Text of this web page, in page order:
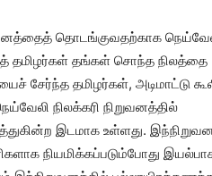
தொடங்குவதற்காக
தமிழர்கள் தங்கள் சொந்த நிலத்தை
சேர்ந்த தமிழர்கள், அடிமாட்டு
நிலக்கரி நிறுவனத்தில்
இடமாக உள்ளது.
நியமிக்கப்படும்போது